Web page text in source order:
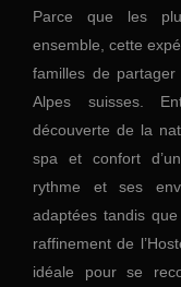
Parce que les
ensemble, cette
familles de
Alpes suisses.
découverte de la
spa et confort
rythme et ses
adaptées tandis
raffinement de
idéale pour se